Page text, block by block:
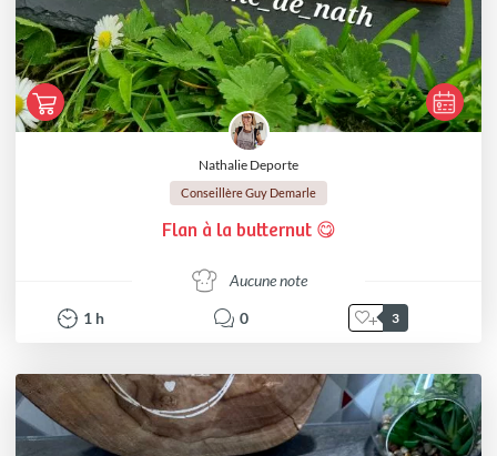
Nathalie Deporte
Conseillère Guy Demarle
Flan à la butternut 😋
Aucune note
1 h 0 3